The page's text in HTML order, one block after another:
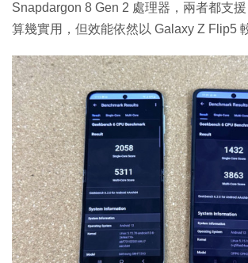
Snapdargon 8 Gen 2 處理器，兩者都支援
算幾實用，但效能依然以 Galaxy Z Flip5